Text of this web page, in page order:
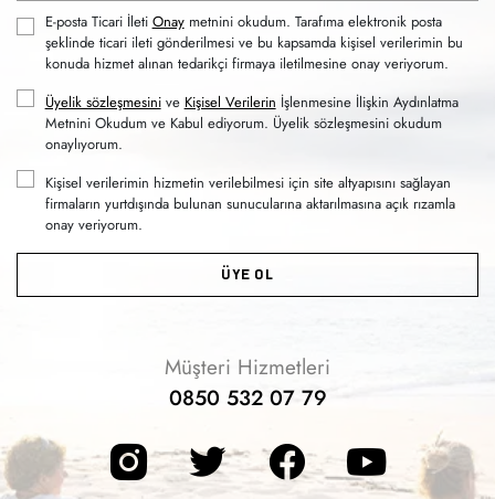
E-posta Ticari İleti Onaymetnini okudum. Tarafıma elektronik posta
şeklinde ticari ileti gönderilmesi ve bu kapsamda kişisel verilerimin bu
konuda hizmet alınan tedarikçi firmaya iletilmesine onay veriyorum.
Üyelik sözleşmesinive Kişisel Verilerin İşlenmesine İlişkin Aydınlatma
Metnini Okudum ve Kabul ediyorum. Üyelik sözleşmesini okudum
onaylıyorum.
Kişisel verilerimin hizmetin verilebilmesi için site altyapısını sağlayan
firmaların yurtdışında bulunan sunucularına aktarılmasına açık rızamla
onay veriyorum.
ÜYE OL
Müşteri Hizmetleri
0850 532 07 79